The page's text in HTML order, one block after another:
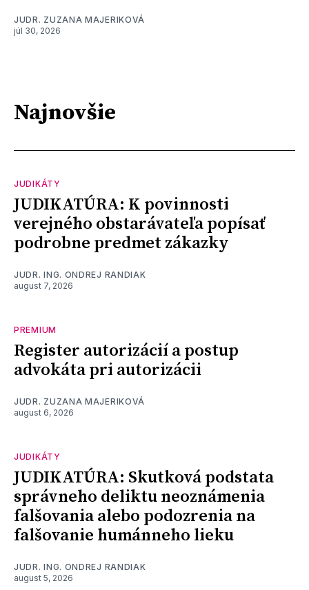
JUDR. ZUZANA MAJERIKOVÁ
júl 30, 2026
Najnovšie
JUDIKÁTY
JUDIKATÚRA: K povinnosti
verejného obstarávateľa popísať
podrobne predmet zákazky
JUDR. ING. ONDREJ RANDIAK
august 7, 2026
PREMIUM
Register autorizácií a postup
advokáta pri autorizácii
JUDR. ZUZANA MAJERIKOVÁ
august 6, 2026
JUDIKÁTY
JUDIKATÚRA: Skutková podstata
správneho deliktu neoznámenia
falšovania alebo podozrenia na
falšovanie humánneho lieku
JUDR. ING. ONDREJ RANDIAK
august 5, 2026